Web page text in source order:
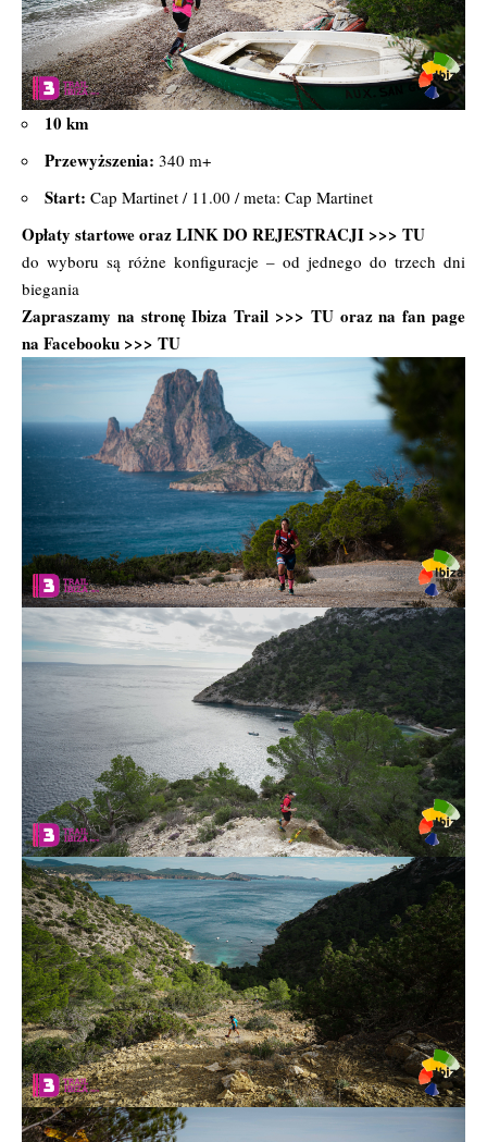
10 km
Przewyższenia: 340 m+
Start: Cap Martinet / 11.00 / meta: Cap Martinet
Opłaty startowe oraz LINK DO REJESTRACJI >>> TU
do wyboru są różne konfiguracje – od jednego do trzech dni
biegania
Zapraszamy na stronę Ibiza Trail >>> TUoraz na fan page
na Facebooku >>> TU